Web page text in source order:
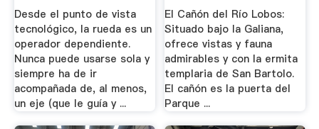
Desde el punto de vista
tecnológico, la rueda es un
operador dependiente.
Nunca puede usarse sola y
siempre ha de ir
acompañada de, al menos,
un eje (que le guía y ...
El Cañón del Río Lobos:
Situado bajo la Galiana,
ofrece vistas y fauna
admirables y con la ermita
templaria de San Bartolo.
El cañón es la puerta del
Parque ...